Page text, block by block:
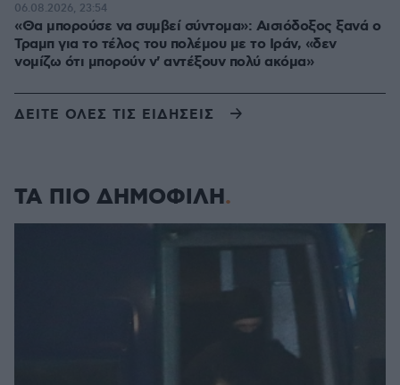
«Θα μπορούσε να συμβεί σύντομα»: Αισιόδοξος ξανά ο
Τραμπ για το τέλος του πολέμου με το Ιράν, «δεν
νομίζω ότι μπορούν ν' αντέξουν πολύ ακόμα»
06.08.2026, 23:54
ΔΕΙΤΕ ΟΛΕΣ ΤΙΣ ΕΙΔΗΣΕΙΣ
ΤΑ ΠΙΟ ΔΗΜΟΦΙΛΗ